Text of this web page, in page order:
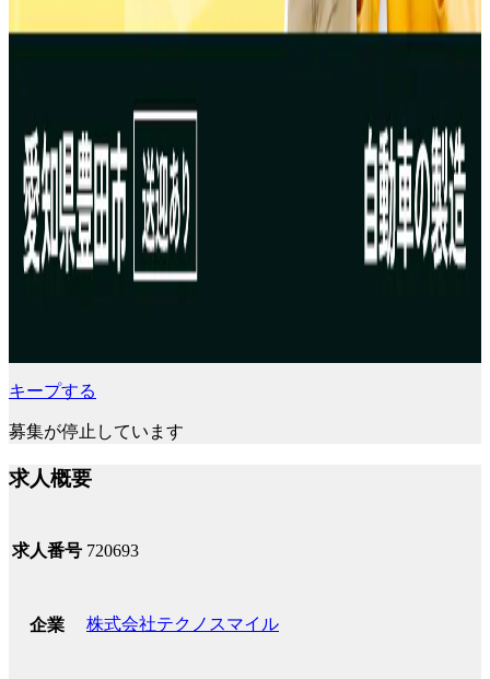
キープする
募集が停止しています
求人概要
求人番号 720693
企業 株式会社テクノスマイル